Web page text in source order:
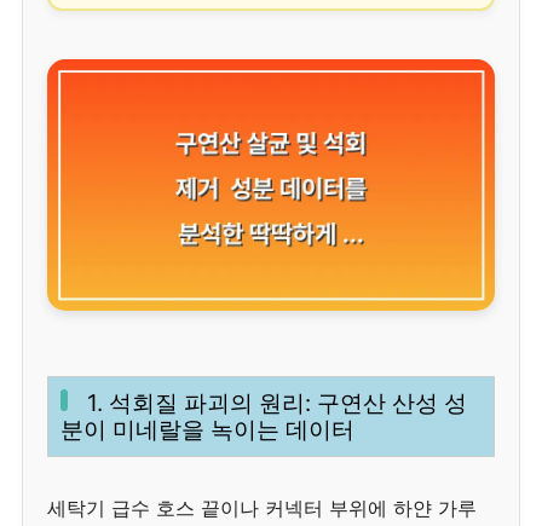
1. 석회질 파괴의 원리: 구연산 산성 성
분이 미네랄을 녹이는 데이터
세탁기 급수 호스 끝이나 커넥터 부위에 하얀 가루